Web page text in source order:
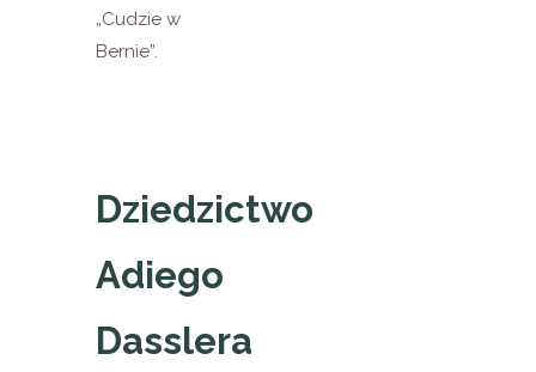
„Cudzie w
Bernie”.
Dziedzictwo
Adiego
Dasslera